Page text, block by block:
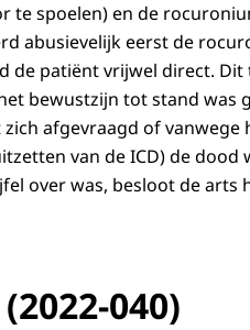
te spoelen) en de
abusievelijk eerst de
de patiënt vrijwel direct.
bewustzijn tot stand was
afgevraagd of vanwege
van de ICD) de dood
over was, besloot de arts
040)